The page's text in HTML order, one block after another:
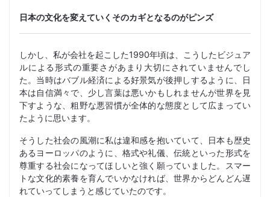
日本の文化を変えていくそのカギとなるのがピンズ
しかし、私が会社を起こした1990年頃は、こうしたビジュア
ルによる形式の重要さがあまり大切にされていませんでし
た。当時はバブル経済による好景気が後押しするように、日
本は自信満々で、少し言葉は悪いかもしれませんが世界を見
下すような、粗野な悪習慣が全体的な態度として広まってい
たように思います。
そうした社会の風潮に私は違和感を抱いていて、日本も歴史
あるヨーロッパのように、格式や礼儀、伝統といった形式を
尊重する社会になってほしいと強く願っていました。スマー
トな文化的素養を育んでいかなければ、世界からどんどん遅
れていってしまうと感じていたのです。